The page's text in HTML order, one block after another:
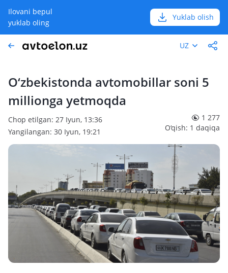
Ilovani bepul
yuklab oling
Yuklab olish
UZ
O‘zbekistonda avtomobillar soni 5
millionga yetmoqda
Chop etilgan: 27 Iyun, 13:36
Yangilangan: 30 Iyun, 19:21
1 277
O‘qish: 1 daqiqa